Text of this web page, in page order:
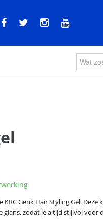
Genk Hair Styling Gel. Deze
zodat je altijd stijlvol voor